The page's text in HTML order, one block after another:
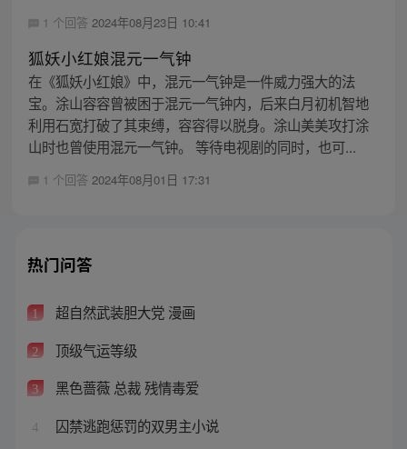
1 个回答 2024年08月23日 10:41
狐妖小红娘混元一气钟
在《狐妖小红娘》中，混元一气钟是一件威力强大的法
宝。涂山容容曾被困于混元一气钟内，后来白月初机智地
利用石宽打破了其束缚，容容得以脱身。涂山美美攻打涂
山时也曾使用混元一气钟。 等待电视剧的同时，也可...
1 个回答 2024年08月01日 17:31
热门问答
1 超自然武装胆大党 漫画
2 顶级气运等级
3 黑色蔷薇 总裁 残情毒爱
4 囚禁逃跑惩罚的双男主小说